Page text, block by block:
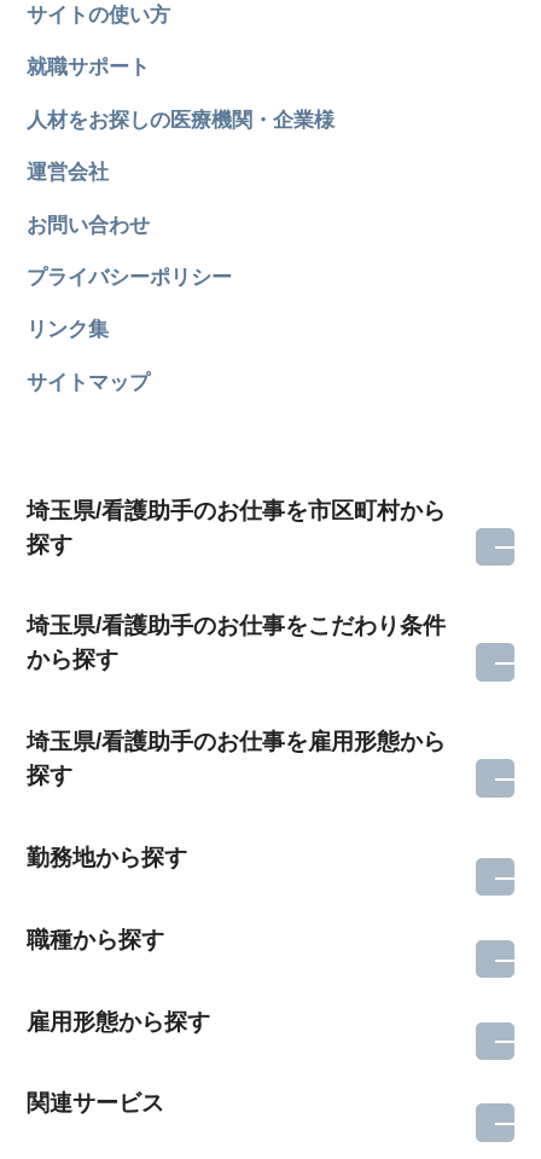
サイトの使い方
就職サポート
人材をお探しの医療機関・企業様
運営会社
お問い合わせ
プライバシーポリシー
リンク集
サイトマップ
埼玉県/看護助手のお仕事を市区町村から
探す
埼玉県/看護助手のお仕事をこだわり条件
から探す
埼玉県/看護助手のお仕事を雇用形態から
探す
勤務地から探す
職種から探す
雇用形態から探す
関連サービス